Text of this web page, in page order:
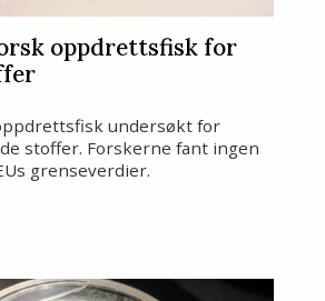
oppdrettsfisk for
undersøkt for
stoffer. Forskerne fant ingen
grenseverdier.